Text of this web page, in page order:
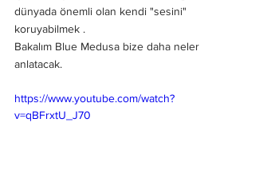
dünyada önemli olan kendi "sesini"
koruyabilmek .
Bakalım Blue Medusa bize daha neler
anlatacak.
https://www.youtube.com/watch?
v=qBFrxtU_J70